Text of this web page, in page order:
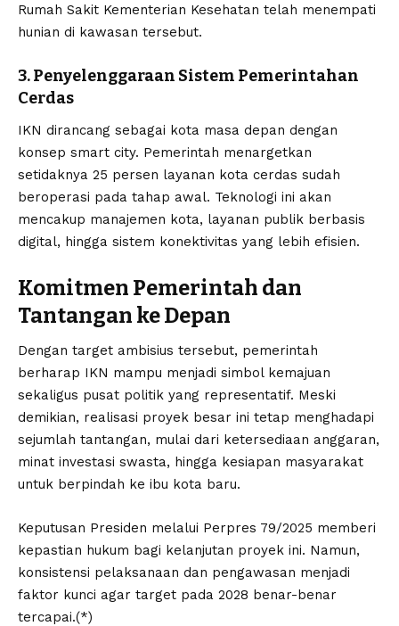
Rumah Sakit Kementerian Kesehatan telah menempati
hunian di kawasan tersebut.
3. Penyelenggaraan Sistem Pemerintahan
Cerdas
IKN dirancang sebagai kota masa depan dengan
konsep smart city. Pemerintah menargetkan
setidaknya 25 persen layanan kota cerdas sudah
beroperasi pada tahap awal. Teknologi ini akan
mencakup manajemen kota, layanan publik berbasis
digital, hingga sistem konektivitas yang lebih efisien.
Komitmen Pemerintah dan
Tantangan ke Depan
Dengan target ambisius tersebut, pemerintah
berharap IKN mampu menjadi simbol kemajuan
sekaligus pusat politik yang representatif. Meski
demikian, realisasi proyek besar ini tetap menghadapi
sejumlah tantangan, mulai dari ketersediaan anggaran,
minat investasi swasta, hingga kesiapan masyarakat
untuk berpindah ke ibu kota baru.
Keputusan Presiden melalui Perpres 79/2025 memberi
kepastian hukum bagi kelanjutan proyek ini. Namun,
konsistensi pelaksanaan dan pengawasan menjadi
faktor kunci agar target pada 2028 benar-benar
tercapai.(*)